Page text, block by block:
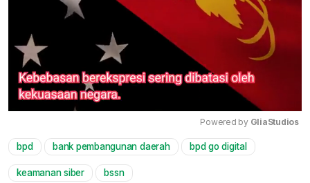
Mute
Powered by GliaStudios
bpd bank pembangunan daerah bpd go digital
keamanan siber bssn